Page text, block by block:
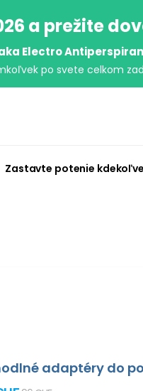
a prežite
Electro
po svete celkom
Zastavte potenie
adaptéry do